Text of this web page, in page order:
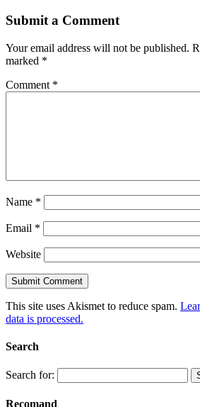
Submit a Comment
Your email address will not be published.
marked *
Comment *
Name *
Email *
Website
This site uses Akismet to reduce spam.
data is processed.
Search
Search for:
Recomand